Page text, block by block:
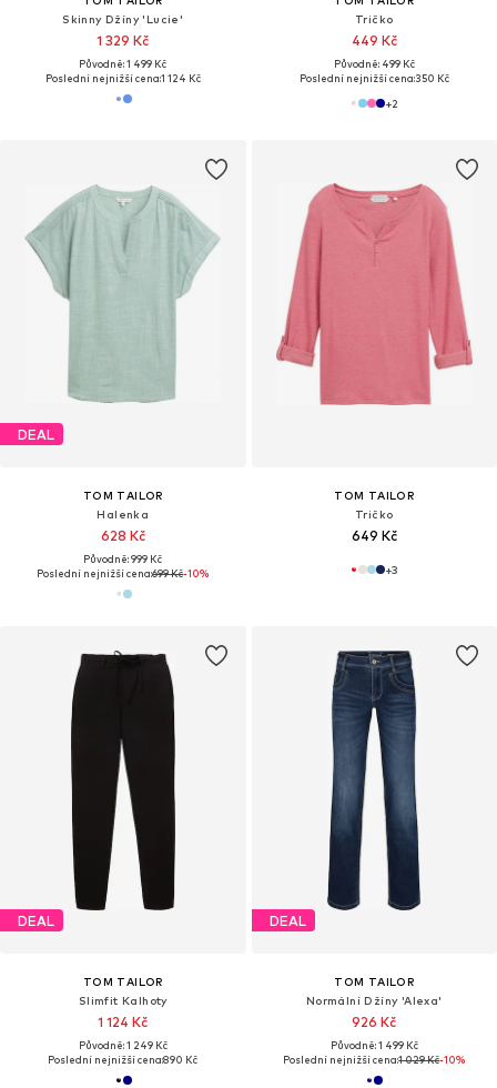
Skinny Džíny 'Lucie'
1 329 Kč
Původně: 1 499 Kč
Poslední nejnižší cena:1 124 Kč
Tričko
449 Kč
Původně: 499 Kč
Poslední nejnižší cena:350 Kč
+2
DEAL
TOM TAILOR
Halenka
628 Kč
Původně: 999 Kč
Poslední nejnižší cena:699 Kč-10%
TOM TAILOR
Tričko
649 Kč
+3
DEAL
TOM TAILOR
Slimfit Kalhoty
1 124 Kč
Původně: 1 249 Kč
Poslední nejnižší cena:890 Kč
DEAL
TOM TAILOR
Normální Džíny 'Alexa'
926 Kč
Původně: 1 499 Kč
Poslední nejnižší cena:1 029 Kč-10%